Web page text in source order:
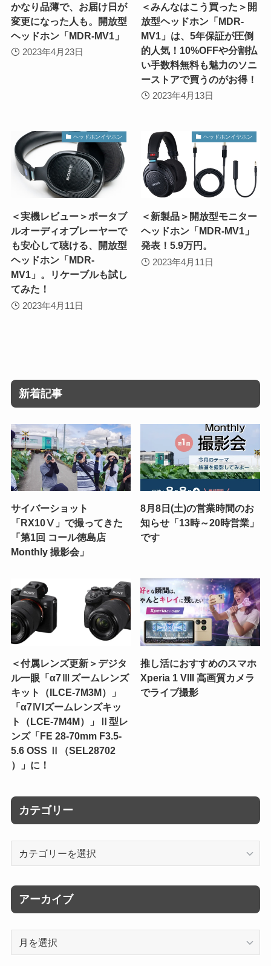
かなり品薄で、お届け日が
変更になった人も。開放型
ヘッドホン「MDR-MV1」
2023年4月23日
＜みんなはこう買った＞開
放型ヘッドホン「MDR-
MV1」は、5年保証が圧倒
的人気！10%OFFや分割払
い手数料無料も魅力のソニ
ーストアで買うのがお得！
2023年4月13日
ヘッドホンイヤホン
＜実機レビュー＞ポータブ
ルオーディオプレーヤーで
も安心して聴ける、開放型
ヘッドホン「MDR-
MV1」。リケーブルも試し
てみた！
2023年4月11日
ヘッドホンイヤホン
＜新製品＞開放型モニター
ヘッドホン「MDR-MV1」
発表！5.9万円。
2023年4月11日
新着記事
サイバーショット
「RX10Ⅴ」で撮ってきた
「第1回 コール徳島店
Monthly 撮影会」
8月8日(土)の営業時間のお
知らせ「13時～20時営業」
です
＜付属レンズ更新＞デジタ
ル一眼「α7Ⅲズームレンズ
キット（ILCE-7M3M）」
「α7ⅣIズームレンズキッ
ト（LCE-7M4M）」Ⅱ型レ
ンズ「FE 28-70mm F3.5-
5.6 OSS Ⅱ（SEL28702
）」に！
推し活におすすめのスマホ
Xperia 1 VIII 高画質カメラ
でライブ撮影
カテゴリー
リ
ー
アーカイブ